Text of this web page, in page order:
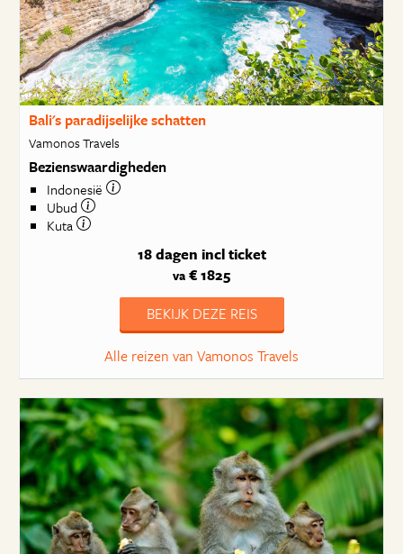
Bali's paradijselijke schatten
Vamonos Travels
Bezienswaardigheden
Indonesië
Ubud
Kuta
18 dagen incl ticket
va € 1825
BEKIJK DEZE REIS
Alle reizen van Vamonos Travels